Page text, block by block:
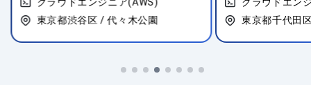
東京都渋谷区 / 代々木公園
東京都千代田